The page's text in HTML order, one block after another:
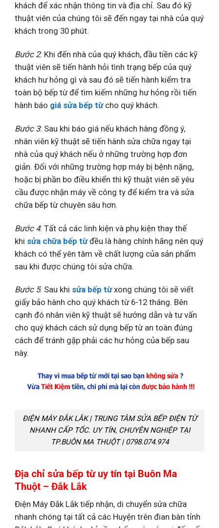
khách để xác nhận thông tin và địa chỉ. Sau đó kỹ
thuật viên của chúng tôi sẽ đến ngay tại nhà của quý
khách trong 30 phút.
Bước 2: Khi đến nhà của quý khách, đầu tiền các kỹ
thuật viên sẽ tiến hành hỏi tình trạng bếp của quý
khách hư hỏng gì và sau đó sẽ tiến hành kiểm tra
toàn bộ bếp từ để tìm kiếm những hư hỏng rồi tiến
hành báo giá sửa bếp từcho quý khách.
Bước 3: Sau khi báo giá nếu khách hàng đồng ý,
nhân viên kỹ thuật sẽ tiến hành sửa chữa ngay tại
nhà của quý khách nếu ở những trường hợp đơn
giản. Đối với những trường hợp máy bị bệnh nặng,
hoặc bị phần bo điều khiển thì kỹ thuật viên sẽ yêu
cầu được nhận máy về công ty để kiểm tra và sửa
chữa bếp từ chuyên sâu hơn.
Bước 4: Tất cả các linh kiện và phụ kiện thay thế
khi sửa chữa bếp từđều là hàng chính hãng nên quý
khách có thể yên tâm về chất lượng của sản phẩm
sau khi được chúng tôi sửa chữa.
Bước 5: Sau khi sửa bếp từxong chúng tôi sẽ viết
giấy bảo hành cho quý khách từ 6-12 tháng. Bên
cạnh đó nhân viên kỹ thuật sẽ hướng dẫn và tư vấn
cho quý khách cách sử dụng bếp từ an toàn đúng
cách để tránh gặp phải các hư hỏng của bếp sau
này.
ĐIỆN MÁY ĐẮK LẮK | TRUNG TÂM SỬA BẾP ĐIỆN TỪ
NHANH CẤP TỐC. UY TÍN, CHUYÊN NGHIỆP TẠI
TP.BUÔN MA THUỘT | 0798.074.974
Địa chỉ sửa bếp từ uy tín tại Buôn Ma
Thuột – Đắk Lắk
Điện Máy Đắk Lắk tiếp nhận, di chuyển sửa chữa
nhanh chóng tại tất cả các Huyện trên đian bàn tỉnh